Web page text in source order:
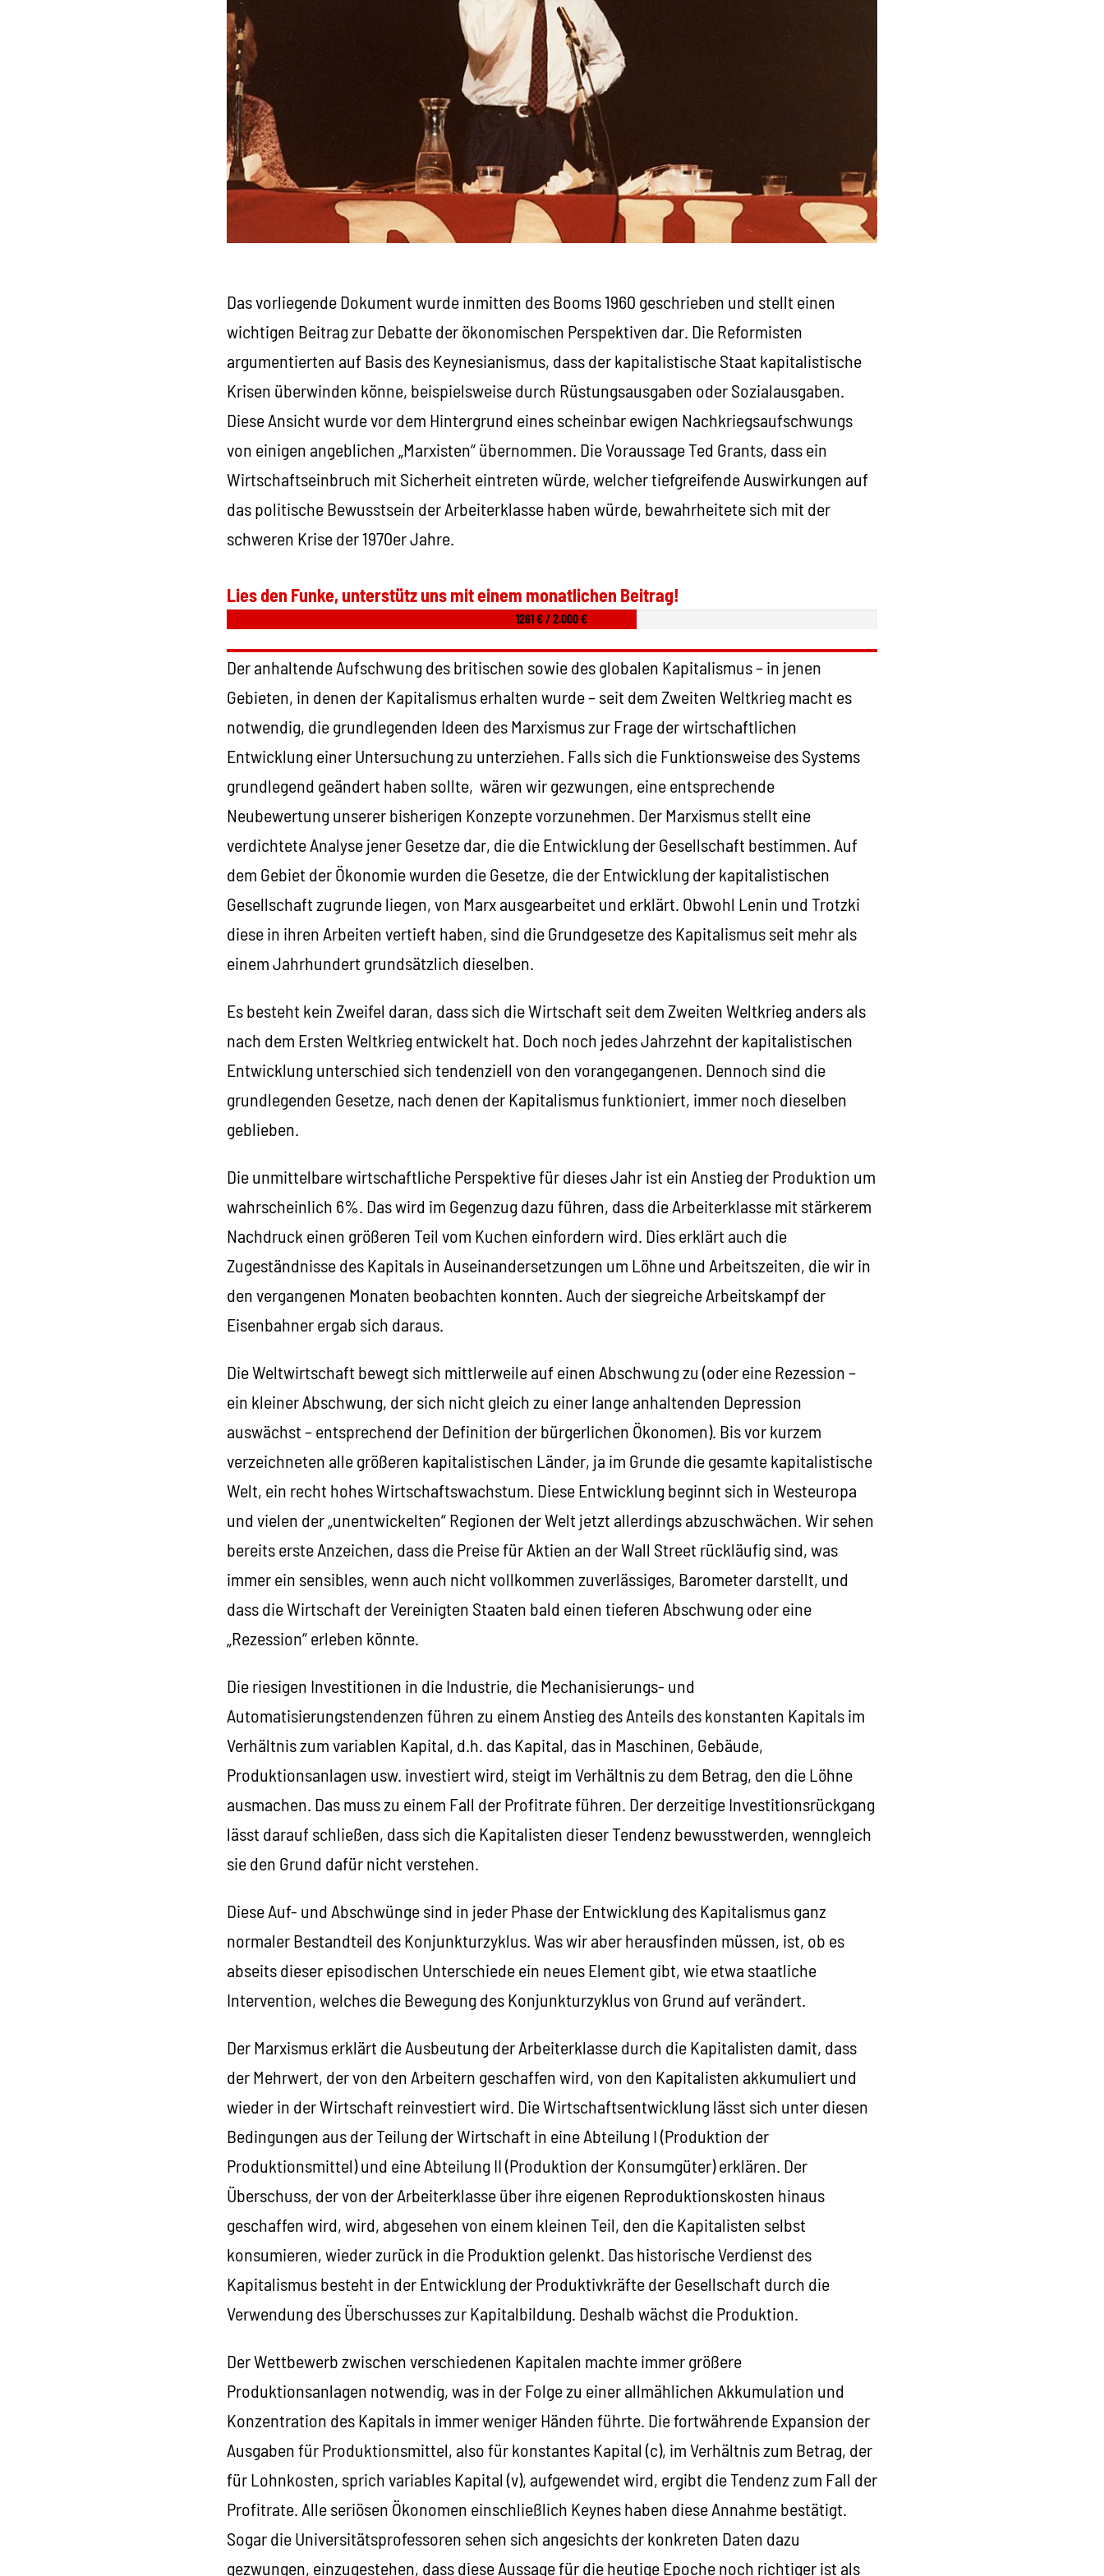
Das vorliegende Dokument wurde inmitten des Booms 1960 geschrieben und stellt einen
wichtigen Beitrag zur Debatte der ökonomischen Perspektiven dar. Die Reformisten
argumentierten auf Basis des Keynesianismus, dass der kapitalistische Staat kapitalistische
Krisen überwinden könne, beispielsweise durch Rüstungsausgaben oder Sozialausgaben.
Diese Ansicht wurde vor dem Hintergrund eines scheinbar ewigen Nachkriegsaufschwungs
von einigen angeblichen „Marxisten“ übernommen. Die Voraussage Ted Grants, dass ein
Wirtschaftseinbruch mit Sicherheit eintreten würde, welcher tiefgreifende Auswirkungen auf
das politische Bewusstsein der Arbeiterklasse haben würde, bewahrheitete sich mit der
schweren Krise der 1970er Jahre.
Lies den Funke, unterstütz uns mit einem monatlichen Beitrag!
1261 € / 2.000 €
Der anhaltende Aufschwung des britischen sowie des globalen Kapitalismus – in jenen
Gebieten, in denen der Kapitalismus erhalten wurde – seit dem Zweiten Weltkrieg macht es
notwendig, die grundlegenden Ideen des Marxismus zur Frage der wirtschaftlichen
Entwicklung einer Untersuchung zu unterziehen. Falls sich die Funktionsweise des Systems
grundlegend geändert haben sollte, wären wir gezwungen, eine entsprechende
Neubewertung unserer bisherigen Konzepte vorzunehmen. Der Marxismus stellt eine
verdichtete Analyse jener Gesetze dar, die die Entwicklung der Gesellschaft bestimmen. Auf
dem Gebiet der Ökonomie wurden die Gesetze, die der Entwicklung der kapitalistischen
Gesellschaft zugrunde liegen, von Marx ausgearbeitet und erklärt. Obwohl Lenin und Trotzki
diese in ihren Arbeiten vertieft haben, sind die Grundgesetze des Kapitalismus seit mehr als
einem Jahrhundert grundsätzlich dieselben.
Es besteht kein Zweifel daran, dass sich die Wirtschaft seit dem Zweiten Weltkrieg anders als
nach dem Ersten Weltkrieg entwickelt hat. Doch noch jedes Jahrzehnt der kapitalistischen
Entwicklung unterschied sich tendenziell von den vorangegangenen. Dennoch sind die
grundlegenden Gesetze, nach denen der Kapitalismus funktioniert, immer noch dieselben
geblieben.
Die unmittelbare wirtschaftliche Perspektive für dieses Jahr ist ein Anstieg der Produktion um
wahrscheinlich 6%. Das wird im Gegenzug dazu führen, dass die Arbeiterklasse mit stärkerem
Nachdruck einen größeren Teil vom Kuchen einfordern wird. Dies erklärt auch die
Zugeständnisse des Kapitals in Auseinandersetzungen um Löhne und Arbeitszeiten, die wir in
den vergangenen Monaten beobachten konnten. Auch der siegreiche Arbeitskampf der
Eisenbahner ergab sich daraus.
Die Weltwirtschaft bewegt sich mittlerweile auf einen Abschwung zu (oder eine Rezession –
ein kleiner Abschwung, der sich nicht gleich zu einer lange anhaltenden Depression
auswächst – entsprechend der Definition der bürgerlichen Ökonomen). Bis vor kurzem
verzeichneten alle größeren kapitalistischen Länder, ja im Grunde die gesamte kapitalistische
Welt, ein recht hohes Wirtschaftswachstum. Diese Entwicklung beginnt sich in Westeuropa
und vielen der „unentwickelten“ Regionen der Welt jetzt allerdings abzuschwächen. Wir sehen
bereits erste Anzeichen, dass die Preise für Aktien an der Wall Street rückläufig sind, was
immer ein sensibles, wenn auch nicht vollkommen zuverlässiges, Barometer darstellt, und
dass die Wirtschaft der Vereinigten Staaten bald einen tieferen Abschwung oder eine
„Rezession“ erleben könnte.
Die riesigen Investitionen in die Industrie, die Mechanisierungs- und
Automatisierungstendenzen führen zu einem Anstieg des Anteils des konstanten Kapitals im
Verhältnis zum variablen Kapital, d.h. das Kapital, das in Maschinen, Gebäude,
Produktionsanlagen usw. investiert wird, steigt im Verhältnis zu dem Betrag, den die Löhne
ausmachen. Das muss zu einem Fall der Profitrate führen. Der derzeitige Investitionsrückgang
lässt darauf schließen, dass sich die Kapitalisten dieser Tendenz bewusstwerden, wenngleich
sie den Grund dafür nicht verstehen.
Diese Auf- und Abschwünge sind in jeder Phase der Entwicklung des Kapitalismus ganz
normaler Bestandteil des Konjunkturzyklus. Was wir aber herausfinden müssen, ist, ob es
abseits dieser episodischen Unterschiede ein neues Element gibt, wie etwa staatliche
Intervention, welches die Bewegung des Konjunkturzyklus von Grund auf verändert.
Der Marxismus erklärt die Ausbeutung der Arbeiterklasse durch die Kapitalisten damit, dass
der Mehrwert, der von den Arbeitern geschaffen wird, von den Kapitalisten akkumuliert und
wieder in der Wirtschaft reinvestiert wird. Die Wirtschaftsentwicklung lässt sich unter diesen
Bedingungen aus der Teilung der Wirtschaft in eine Abteilung I (Produktion der
Produktionsmittel) und eine Abteilung II (Produktion der Konsumgüter) erklären. Der
Überschuss, der von der Arbeiterklasse über ihre eigenen Reproduktionskosten hinaus
geschaffen wird, wird, abgesehen von einem kleinen Teil, den die Kapitalisten selbst
konsumieren, wieder zurück in die Produktion gelenkt. Das historische Verdienst des
Kapitalismus besteht in der Entwicklung der Produktivkräfte der Gesellschaft durch die
Verwendung des Überschusses zur Kapitalbildung. Deshalb wächst die Produktion.
Der Wettbewerb zwischen verschiedenen Kapitalen machte immer größere
Produktionsanlagen notwendig, was in der Folge zu einer allmählichen Akkumulation und
Konzentration des Kapitals in immer weniger Händen führte. Die fortwährende Expansion der
Ausgaben für Produktionsmittel, also für konstantes Kapital (c), im Verhältnis zum Betrag, der
für Lohnkosten, sprich variables Kapital (v), aufgewendet wird, ergibt die Tendenz zum Fall der
Profitrate. Alle seriösen Ökonomen einschließlich Keynes haben diese Annahme bestätigt.
Sogar die Universitätsprofessoren sehen sich angesichts der konkreten Daten dazu
gezwungen, einzugestehen, dass diese Aussage für die heutige Epoche noch richtiger ist als